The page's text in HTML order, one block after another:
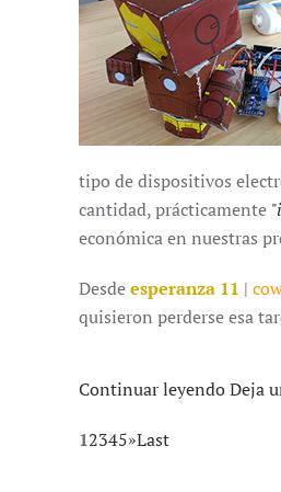
tipo de dispositivos
cantidad, prácticamente
económica en nuestras
Desdeesperanza 11 |
quisieron perderse esa
Continuar leyendoDeja
12345»Last